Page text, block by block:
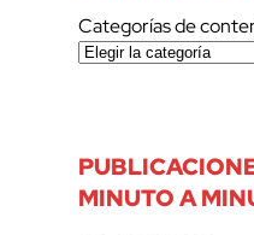
Categorías de
MINUTO A